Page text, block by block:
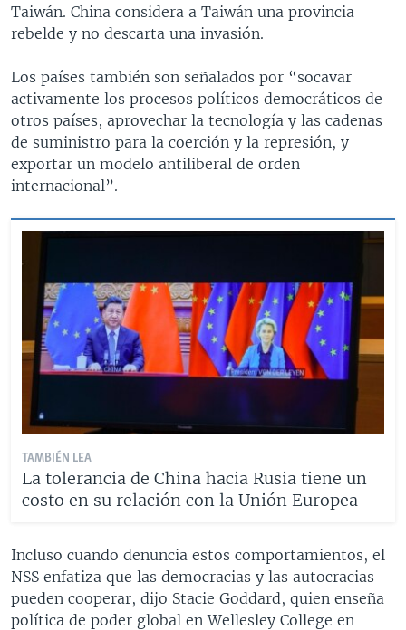
Taiwán. China considera a Taiwán una provincia
rebelde y no descarta una invasión.
Los países también son señalados por “socavar
activamente los procesos políticos democráticos de
otros países, aprovechar la tecnología y las cadenas
de suministro para la coerción y la represión, y
exportar un modelo antiliberal de orden
internacional”.
TAMBIÉN LEA
La tolerancia de China hacia Rusia tiene un
costo en su relación con la Unión Europea
Incluso cuando denuncia estos comportamientos, el
NSS enfatiza que las democracias y las autocracias
pueden cooperar, dijo Stacie Goddard, quien enseña
política de poder global en Wellesley College en